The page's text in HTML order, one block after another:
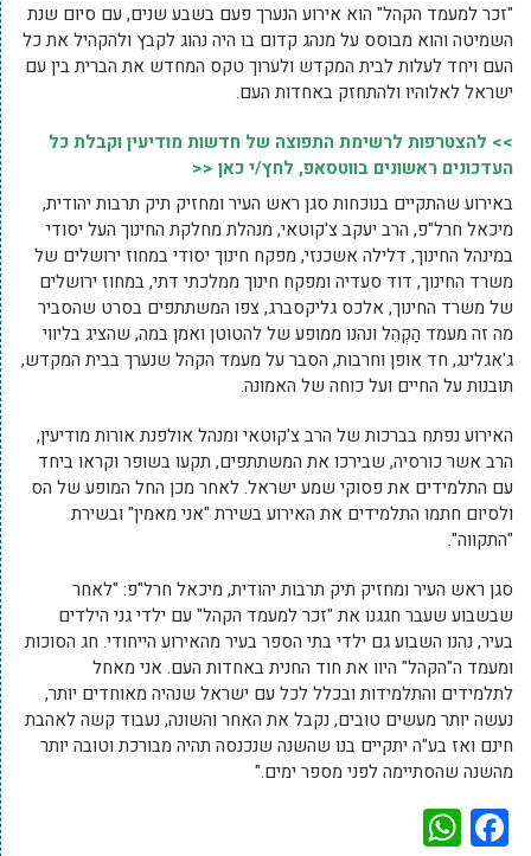
"זכר למעמד הקהל" הוא אירוע הנערך פעם בשבע שנים, עם סיום שנת
השמיטה והוא מבוסס על מנהג קדום בו היה נהוג לקבץ ולהקהיל את כל
העם ויחד לעלות לבית המקדש ולערוך טקס המחדש את הברית בין עם
ישראל לאלוהיו ולהתחזק באחדות העם.
>> להצטרפות לרשימת התפוצה של חדשות מודיעין וקבלת כל
העדכונים ראשונים בווטסאפ, לחץ/י כאן <<
באירוע שהתקיים בנוכחות סגן ראש העיר ומחזיק תיק תרבות יהודית,
מיכאל חרל"פ, הרב יעקב צ'קוטאי, מנהלת מחלקת החינוך העל יסודי
במינהל החינוך, דלילה אשכנזי, מפקח חינוך יסודי במחוז ירושלים של
משרד החינוך, דוד סעדיה ומפקח חינוך ממלכתי דתי, במחוז ירושלים
של משרד החינוך, אלכס גליקסברג, צפו המשתתפים בסרט שהסביר
מה זה מעמד הַקְהֵל ונהנו ממופע של להטוטן ואמן במה, שהציג בליווי
ג'אגלינג, חד אופן וחרבות, הסבר על מעמד הקהל שנערך בבית המקדש,
תובנות על החיים ועל כוחה של האמונה.
האירוע נפתח בברכות של הרב צ'קוטאי ומנהל אולפנת אורות מודיעין,
הרב אשר כורסיה, שבירכו את המשתתפים, תקעו בשופר וקראו ביחד
עם התלמידים את פסוקי שמע ישראל. לאחר מכן החל המופע של הס
ולסיום חתמו התלמידים את האירוע בשירת "אני מאמין" ובשירת
"התקווה".
סגן ראש העיר ומחזיק תיק תרבות יהודית, מיכאל חרל"פ: "לאחר
שבשבוע שעבר חגגנו את "זכר למעמד הקהל" עם ילדי גני הילדים
בעיר, נהנו השבוע גם ילדי בתי הספר בעיר מהאירוע הייחודי. חג הסוכות
ומעמד ה"הקהל" היוו את חוד החנית באחדות העם. אני מאחל
לתלמידים והתלמידות ובכלל לכל עם ישראל שנהיה מאוחדים יותר,
נעשה יותר מעשים טובים, נקבל את האחר והשונה, נעבוד קשה לאהבת
חינם ואז בע"ה יתקיים בנו שהשנה שנכנסה תהיה מבורכת וטובה יותר
מהשנה שהסתיימה לפני מספר ימים."
Facebook